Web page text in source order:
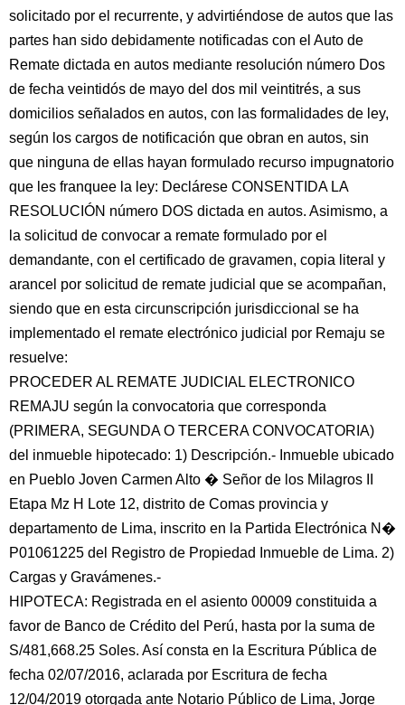
solicitado por el recurrente, y advirtiéndose de autos que las
partes han sido debidamente notificadas con el Auto de
Remate dictada en autos mediante resolución número Dos
de fecha veintidós de mayo del dos mil veintitrés, a sus
domicilios señalados en autos, con las formalidades de ley,
según los cargos de notificación que obran en autos, sin
que ninguna de ellas hayan formulado recurso impugnatorio
que les franquee la ley: Declárese CONSENTIDA LA
RESOLUCIÓN número DOS dictada en autos. Asimismo, a
la solicitud de convocar a remate formulado por el
demandante, con el certificado de gravamen, copia literal y
arancel por solicitud de remate judicial que se acompañan,
siendo que en esta circunscripción jurisdiccional se ha
implementado el remate electrónico judicial por Remaju se
resuelve:
PROCEDER AL REMATE JUDICIAL ELECTRONICO
REMAJU según la convocatoria que corresponda
(PRIMERA, SEGUNDA O TERCERA CONVOCATORIA)
del inmueble hipotecado: 1) Descripción.- Inmueble ubicado
en Pueblo Joven Carmen Alto � Señor de los Milagros II
Etapa Mz H Lote 12, distrito de Comas provincia y
departamento de Lima, inscrito en la Partida Electrónica N�
P01061225 del Registro de Propiedad Inmueble de Lima. 2)
Cargas y Gravámenes.-
HIPOTECA: Registrada en el asiento 00009 constituida a
favor de Banco de Crédito del Perú, hasta por la suma de
S/481,668.25 Soles. Así consta en la Escritura Pública de
fecha 02/07/2016, aclarada por Escritura de fecha
12/04/2019 otorgada ante Notario Público de Lima, Jorge